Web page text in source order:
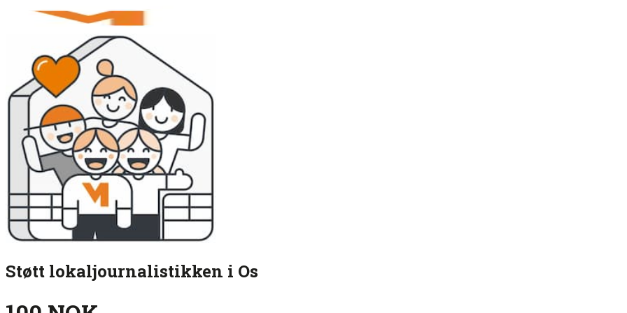
Støtt lokaljournalistikken i Os